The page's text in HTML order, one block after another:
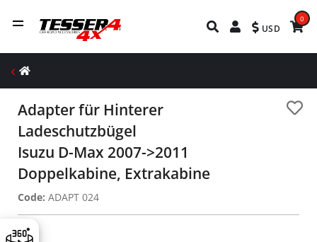
USD
0
Adapter für Hinterer
Ladeschutzbügel
Isuzu D-Max 2007->2011
Doppelkabine, Extrakabine
Code: ADAPT 024